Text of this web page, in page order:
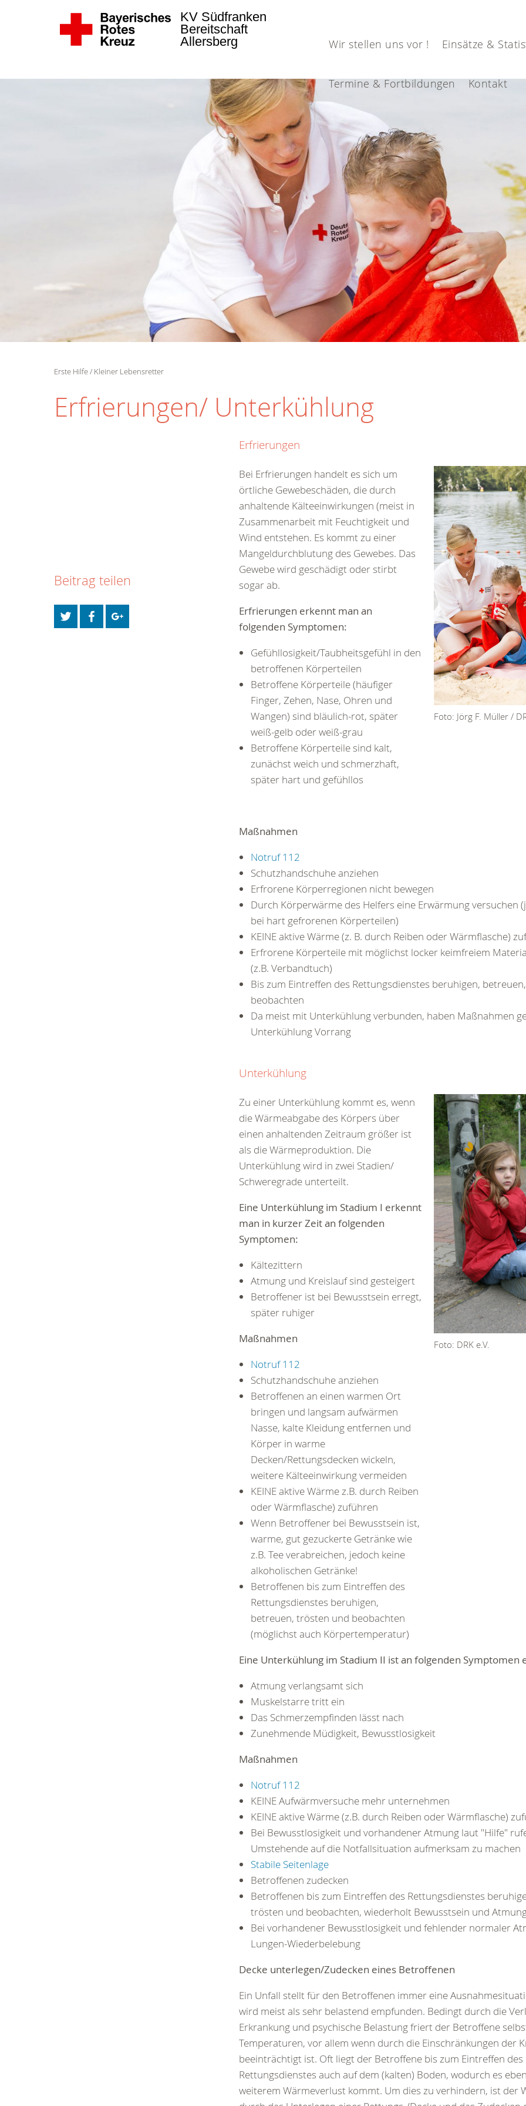
Wir stellen uns vor ! Einsätze &
Termine & Fortbildungen Kontakt
KV Südfranken
Bereitschaft
Allersberg
Erste Hilfe Kleiner Lebensretter
Erfrierungen/ Unterkühlung
Erfrierungen
Foto: Jörg F. Müller /
Bei Erfrierungen handelt es sich um
örtliche Gewebeschäden, die durch
anhaltende Kälteeinwirkungen (meist in
Zusammenarbeit mit Feuchtigkeit und
Wind entstehen. Es kommt zu einer
Mangeldurchblutung des Gewebes. Das
Gewebe wird geschädigt oder stirbt
sogar ab.
Erfrierungen erkennt man an
folgenden Symptomen:
Gefühllosigkeit/Taubheitsgefühl in den
betroffenen Körperteilen
Betroffene Körperteile (häufiger
Finger, Zehen, Nase, Ohren und
Wangen) sind bläulich-rot, später
weiß-gelb oder weiß-grau
Betroffene Körperteile sind kalt,
zunächst weich und schmerzhaft,
später hart und gefühllos
Maßnahmen
Notruf 112
Schutzhandschuhe anziehen
Erfrorene Körperregionen nicht bewegen
Durch Körperwärme des Helfers eine Erwärmung versuchen
bei hart gefrorenen Körperteilen)
KEINE aktive Wärme (z. B. durch Reiben oder Wärmflasche)
Erfrorene Körperteile mit möglichst locker keimfreiem
(z.B. Verbandtuch)
Bis zum Eintreffen des Rettungsdienstes beruhigen,
beobachten
Da meist mit Unterkühlung verbunden, haben Maßnahmen
Unterkühlung Vorrang
Unterkühlung
Foto: DRK e.V.
Zu einer Unterkühlung kommt es, wenn
die Wärmeabgabe des Körpers über
einen anhaltenden Zeitraum größer ist
als die Wärmeproduktion. Die
Unterkühlung wird in zwei Stadien/
Schweregrade unterteilt.
Eine Unterkühlung im Stadium I erkennt
man in kurzer Zeit an folgenden
Symptomen:
Kältezittern
Atmung und Kreislauf sind gesteigert
Betroffener ist bei Bewusstsein erregt,
später ruhiger
Maßnahmen
Notruf 112
Schutzhandschuhe anziehen
Betroffenen an einen warmen Ort
bringen und langsam aufwärmen
Nasse, kalte Kleidung entfernen und
Körper in warme
Decken/Rettungsdecken wickeln,
weitere Kälteeinwirkung vermeiden
KEINE aktive Wärme z.B. durch Reiben
oder Wärmflasche) zuführen
Wenn Betroffener bei Bewusstsein ist,
warme, gut gezuckerte Getränke wie
z.B. Tee verabreichen, jedoch keine
alkoholischen Getränke!
Betroffenen bis zum Eintreffen des
Rettungsdienstes beruhigen,
betreuen, trösten und beobachten
(möglichst auch Körpertemperatur)
Eine Unterkühlung im Stadium II ist an folgenden Symptomen
Atmung verlangsamt sich
Muskelstarre tritt ein
Das Schmerzempfinden lässt nach
Zunehmende Müdigkeit, Bewusstlosigkeit
Maßnahmen
Notruf 112
KEINE Aufwärmversuche mehr unternehmen
KEINE aktive Wärme (z.B. durch Reiben oder Wärmflasche)
Bei Bewusstlosigkeit und vorhandener Atmung laut "Hilfe"
Umstehende auf die Notfallsituation aufmerksam zu machen
Stabile Seitenlage
Betroffenen zudecken
Betroffenen bis zum Eintreffen des Rettungsdienstes
trösten und beobachten, wiederholt Bewusstsein und
Bei vorhandener Bewusstlosigkeit und fehlender normaler
Lungen-Wiederbelebung
Decke unterlegen/Zudecken eines Betroffenen
Ein Unfall stellt für den Betroffenen immer eine
wird meist als sehr belastend empfunden. Bedingt durch die
Erkrankung und psychische Belastung friert der Betroffene
Temperaturen, vor allem wenn durch die Einschränkungen der
beeinträchtigt ist. Oft liegt der Betroffene bis zum Eintreffen des
Rettungsdienstes auch auf dem (kalten) Boden, wodurch es
weiterem Wärmeverlust kommt. Um dies zu verhindern, ist der
Beitrag teilen